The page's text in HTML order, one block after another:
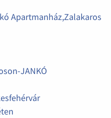
Apartmanház,Zalakaros
JANKÓ